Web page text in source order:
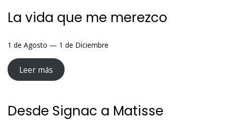
La vida que me merezco
1 de Agosto — 1 de Diciembre
Leer más
Desde Signac a Matisse